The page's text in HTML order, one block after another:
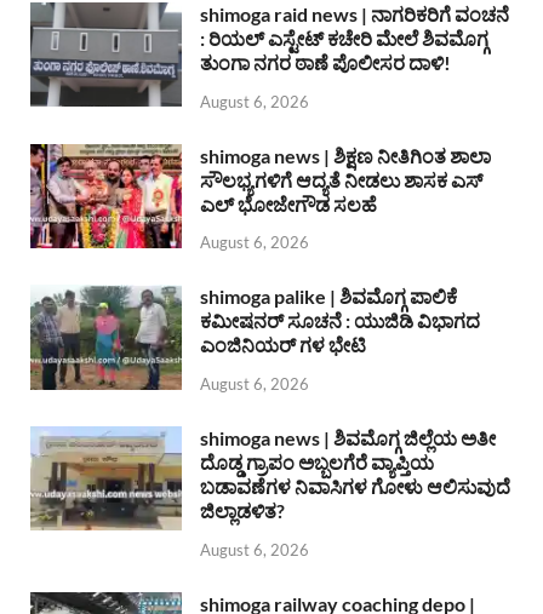
shimoga raid news | ನಾಗರಿಕರಿಗೆ ವಂಚನೆ
: ರಿಯಲ್ ಎಸ್ಟೇಟ್ ಕಚೇರಿ ಮೇಲೆ ಶಿವಮೊಗ್ಗ
ತುಂಗಾ ನಗರ ಠಾಣೆ ಪೊಲೀಸರ ದಾಳಿ!
August 6, 2026
shimoga news | ಶಿಕ್ಷಣ ನೀತಿಗಿಂತ ಶಾಲಾ
ಸೌಲಭ್ಯಗಳಿಗೆ ಆದ್ಯತೆ ನೀಡಲು ಶಾಸಕ ಎಸ್
ಎಲ್ ಭೋಜೇಗೌಡ ಸಲಹೆ
August 6, 2026
shimoga palike | ಶಿವಮೊಗ್ಗ ಪಾಲಿಕೆ
ಕಮೀಷನರ್ ಸೂಚನೆ : ಯುಜಿಡಿ ವಿಭಾಗದ
ಎಂಜಿನಿಯರ್ ಗಳ ಭೇಟಿ
August 6, 2026
shimoga news | ಶಿವಮೊಗ್ಗ ಜಿಲ್ಲೆಯ ಅತೀ
ದೊಡ್ಡ ಗ್ರಾಪಂ ಅಬ್ಬಲಗೆರೆ ವ್ಯಾಪ್ತಿಯ
ಬಡಾವಣೆಗಳ ನಿವಾಸಿಗಳ ಗೋಳು ಆಲಿಸುವುದೆ
ಜಿಲ್ಲಾಡಳಿತ?
August 6, 2026
shimoga railway coaching depo |